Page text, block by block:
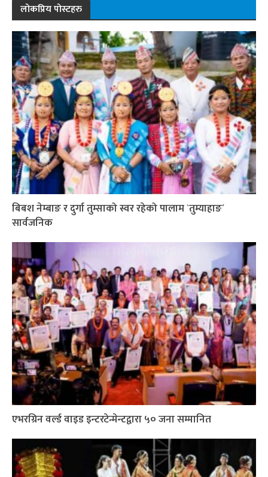
लोकप्रिय पोस्टहरु
बिबश नेम्बाङ र दुर्गा तुम्साको स्वर रहेको पालाम `तुम्याहाङ´
सार्वजनिक
एभरग्रिन वर्ल्ड वाइड इन्टरटेन्मेन्टद्वारा ५० जना सम्मानित